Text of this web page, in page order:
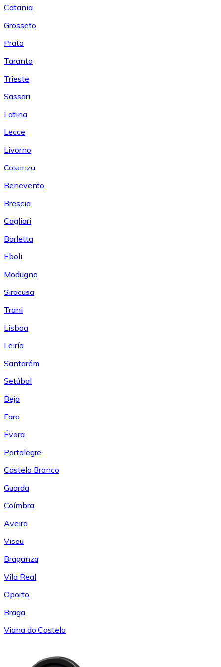
Catania
Grosseto
Prato
Taranto
Trieste
Sassari
Latina
Lecce
Livorno
Cosenza
Benevento
Brescia
Cagliari
Barletta
Eboli
Modugno
Siracusa
Trani
Lisboa
Leiría
Santarém
Setúbal
Beja
Faro
Évora
Portalegre
Castelo Branco
Guarda
Coímbra
Aveiro
Viseu
Braganza
Vila Real
Oporto
Braga
Viana do Castelo